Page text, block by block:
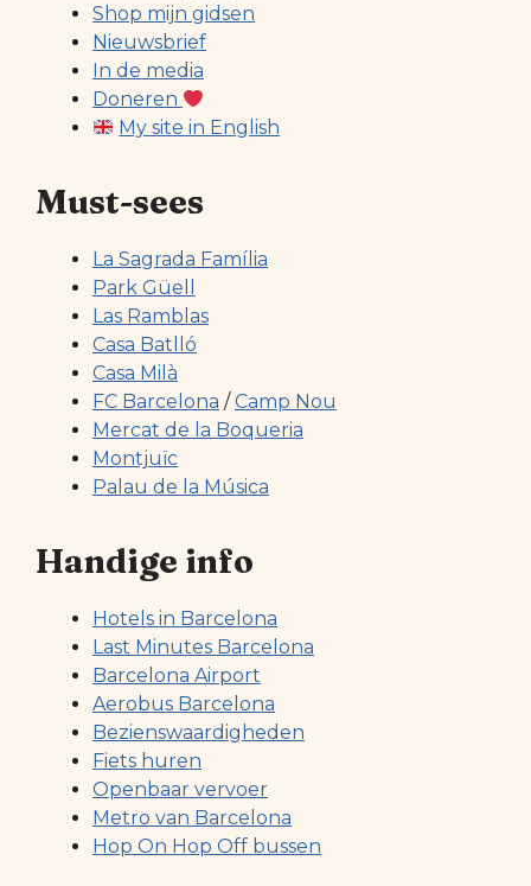
Shop mijn gidsen
Nieuwsbrief
In de media
Doneren
My site in English
Must-sees
La Sagrada Família
Park Güell
Las Ramblas
Casa Batlló
Casa Milà
FC Barcelona /Camp Nou
Mercat de la Boqueria
Montjuïc
Palau de la Música
Handige info
Hotels in Barcelona
Last Minutes Barcelona
Barcelona Airport
Aerobus Barcelona
Bezienswaardigheden
Fiets huren
Openbaar vervoer
Metro van Barcelona
Hop On Hop Off bussen